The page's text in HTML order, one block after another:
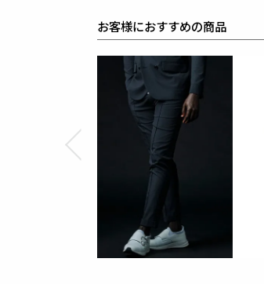
糸番手ムラが少なく、毛羽が出に
ナイロンとポリウレタンを交編す
機械の特性上、ループを小さく編
また、整理加工では特殊なシル
表地 : コットン58% ナイロン37%
別布 : コットン100%